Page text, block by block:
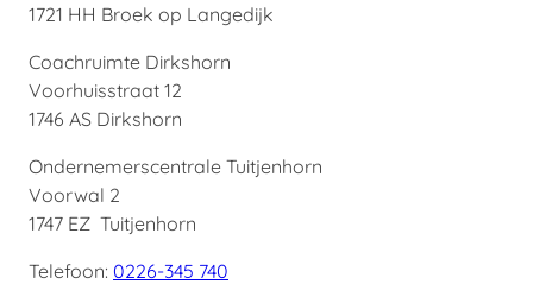
1721 HH Broek op Langedijk
Coachruimte Dirkshorn
Voorhuisstraat 12
1746 AS Dirkshorn
Ondernemerscentrale Tuitjenhorn
Voorwal 2
1747 EZ Tuitjenhorn
Telefoon: 0226-345 740